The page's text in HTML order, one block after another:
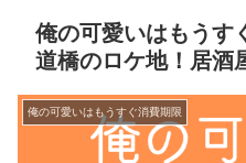
俺の可愛いはもうす
道橋のロケ地！居酒
俺の可愛いはもうすぐ消費期限